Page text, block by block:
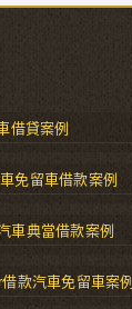
借貸案例
免留車借款案例
車典當借款案例
款汽車免留車案例